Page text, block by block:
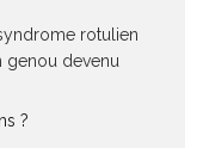
rotulien
genou devenu
?